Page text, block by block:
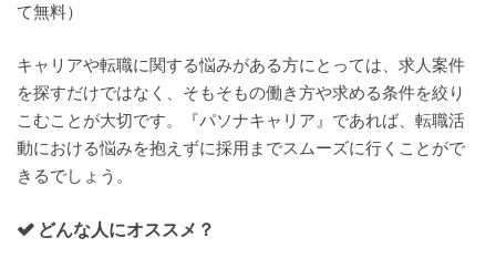
て無料）
キャリアや転職に関する悩みがある方にとっては、求人案件
を探すだけではなく、そもそもの働き方や求める条件を絞り
こむことが大切です。『パソナキャリア』であれば、転職活
動における悩みを抱えずに採用までスムーズに行くことがで
きるでしょう。
どんな人にオススメ？